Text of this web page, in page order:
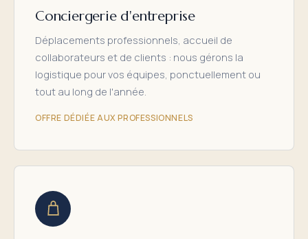
Conciergerie d'entreprise
Déplacements professionnels, accueil de
collaborateurs et de clients : nous gérons la
logistique pour vos équipes, ponctuellement ou
tout au long de l'année.
OFFRE DÉDIÉE AUX PROFESSIONNELS